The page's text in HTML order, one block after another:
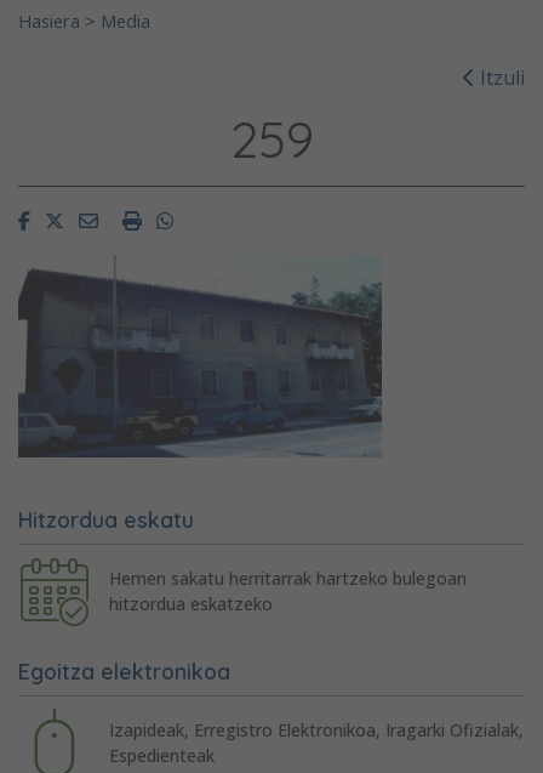
Hasiera > Media
Itzuli
259
FacebookTwitterEmailImprimirWhatsapp
Hitzordua eskatu
Hemen sakatu herritarrak hartzeko bulegoan
hitzordua eskatzeko
Egoitza elektronikoa
Izapideak, Erregistro Elektronikoa, Iragarki Ofizialak,
Espedienteak